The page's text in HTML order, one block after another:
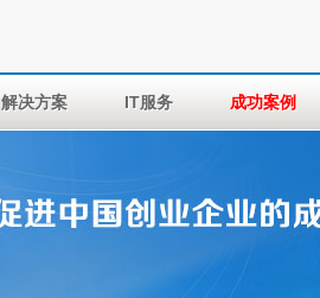
解决方案 IT服务 成功案例